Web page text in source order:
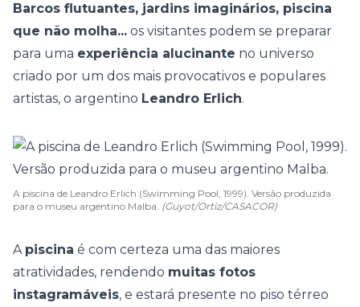
Barcos flutuantes, jardins imaginários, piscina
que não molha... os visitantes podem se preparar
para uma experiência alucinante no universo
criado por um dos mais provocativos e populares
artistas, o argentino Leandro Erlich.
A piscina de Leandro Erlich (Swimming Pool, 1999). Versão produzida
para o museu argentino Malba. (Guyot/Ortiz/CASACOR)
A piscina é com certeza uma das maiores
atratividades, rendendo muitas fotos
instagramáveis, e estará presente no piso térreo